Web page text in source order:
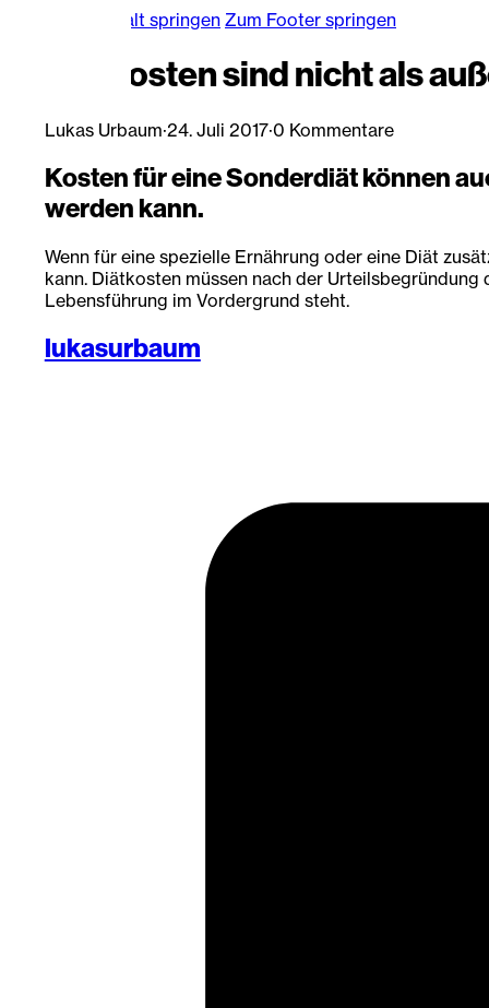
Zum Hauptinhalt springen Zum Footer springen
Diätkosten sind nicht als
Lukas Urbaum·24. Juli 2017·0 Kommentare
Kosten für eine Sonderdiät können
werden kann.
Wenn für eine spezielle Ernährung oder eine Diät
kann. Diätkosten müssen nach der
Lebensführung im Vordergrund steht.
lukasurbaum